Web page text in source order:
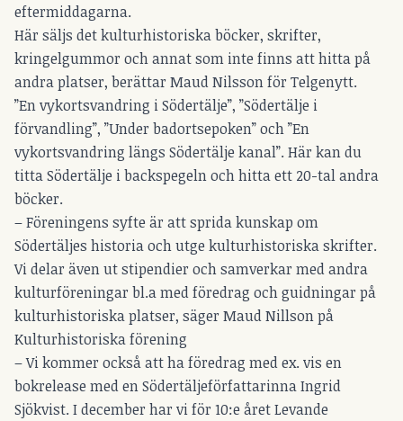
eftermiddagarna.
Här säljs det kulturhistoriska böcker, skrifter,
kringelgummor och annat som inte finns att hitta på
andra platser, berättar Maud Nilsson för Telgenytt.
”En vykortsvandring i Södertälje”, ”Södertälje i
förvandling”, ”Under badortsepoken” och ”En
vykortsvandring längs Södertälje kanal”. Här kan du
titta Södertälje i backspegeln och hitta ett 20-tal andra
böcker.
– Föreningens syfte är att sprida kunskap om
Södertäljes historia och utge kulturhistoriska skrifter.
Vi delar även ut stipendier och samverkar med andra
kulturföreningar bl.a med föredrag och guidningar på
kulturhistoriska platser, säger Maud Nillson på
Kulturhistoriska förening
– Vi kommer också att ha föredrag med ex. vis en
bokrelease med en Södertäljeförfattarinna Ingrid
Sjökvist. I december har vi för 10:e året Levande